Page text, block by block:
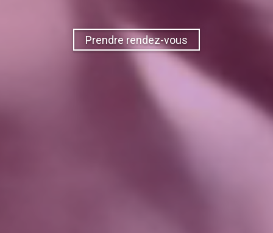
Prendre rendez-vous